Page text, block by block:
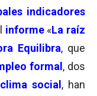
indicadores
informe «La raíz
Equilibra, que
formal , dos
clima social , han